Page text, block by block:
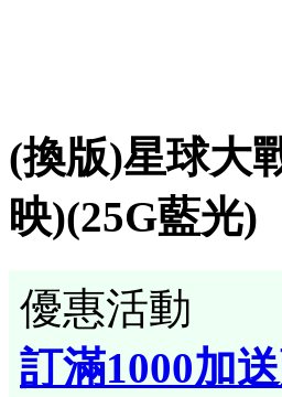
(換版)星球大
映)(25G藍光)
優惠活動
訂滿1000加